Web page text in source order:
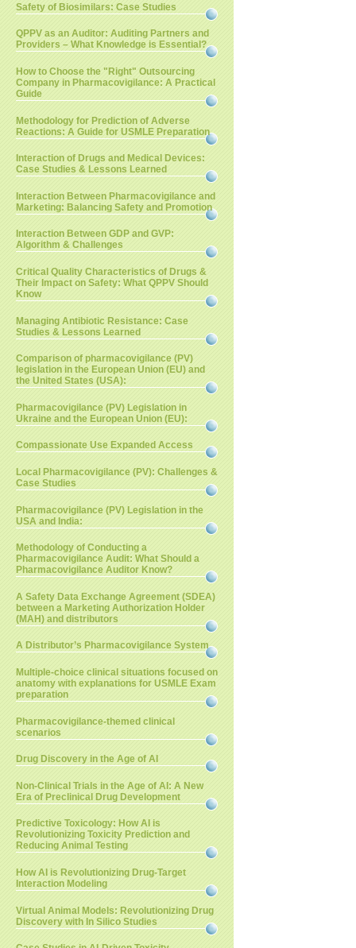
Safety of Biosimilars: Case Studies
QPPV as an Auditor: Auditing Partners and
Providers – What Knowledge is Essential?
How to Choose the "Right" Outsourcing
Company in Pharmacovigilance: A Practical
Guide
Methodology for Prediction of Adverse
Reactions: A Guide for USMLE Preparation
Interaction of Drugs and Medical Devices:
Case Studies & Lessons Learned
Interaction Between Pharmacovigilance and
Marketing: Balancing Safety and Promotion
Interaction Between GDP and GVP:
Algorithm & Challenges
Critical Quality Characteristics of Drugs &
Their Impact on Safety: What QPPV Should
Know
Managing Antibiotic Resistance: Case
Studies & Lessons Learned
Comparison of pharmacovigilance (PV)
legislation in the European Union (EU) and
the United States (USA):
Pharmacovigilance (PV) Legislation in
Ukraine and the European Union (EU):
Compassionate Use Expanded Access
Local Pharmacovigilance (PV): Challenges &
Case Studies
Pharmacovigilance (PV) Legislation in the
USA and India:
Methodology of Conducting a
Pharmacovigilance Audit: What Should a
Pharmacovigilance Auditor Know?
A Safety Data Exchange Agreement (SDEA)
between a Marketing Authorization Holder
(MAH) and distributors
A Distributor’s Pharmacovigilance System
Multiple-choice clinical situations focused on
anatomy with explanations for USMLE Exam
preparation
Pharmacovigilance-themed clinical
scenarios
Drug Discovery in the Age of AI
Non-Clinical Trials in the Age of AI: A New
Era of Preclinical Drug Development
Predictive Toxicology: How AI is
Revolutionizing Toxicity Prediction and
Reducing Animal Testing
How AI is Revolutionizing Drug-Target
Interaction Modeling
Virtual Animal Models: Revolutionizing Drug
Discovery with In Silico Studies